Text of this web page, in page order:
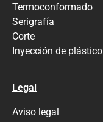
Termoconformado
Serigrafía
Corte
Inyección de plástico
Legal
Aviso legal